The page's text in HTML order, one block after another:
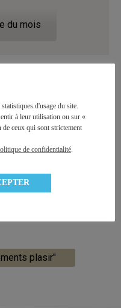
du mois
plasir"
d'usage du site.
à leur utilisation ou sur «
ceux qui sont strictement
de confidentialité.